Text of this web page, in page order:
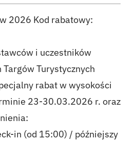
2026 Kod rabatowy:
i uczestników
Turystycznych
rabat w wysokości
23-30.03.2026 r. oraz
in (od 15:00) / późniejszy